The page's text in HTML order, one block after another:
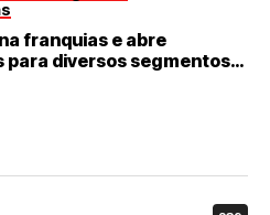
franquias e abre
para diversos segmentos